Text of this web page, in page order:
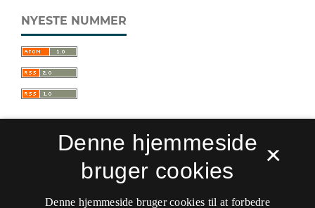
NYESTE NUMMER
Sprogforum. Tidsskrift for sprog- og
kulturpædagogik
ISSN 0909-9328 (Trykt)
×
Denne hjemmeside
bruger cookies
Denne hjemmeside bruger cookies til at forbedre